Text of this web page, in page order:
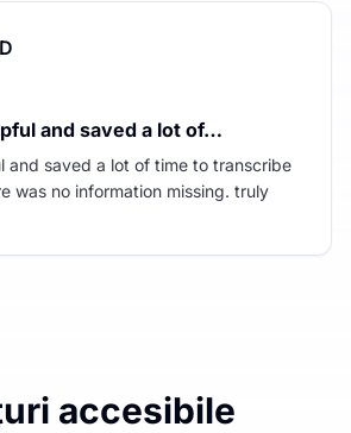
and saved a lot of…
and saved a lot of time to transcribe
was no information missing. truly
accesibile